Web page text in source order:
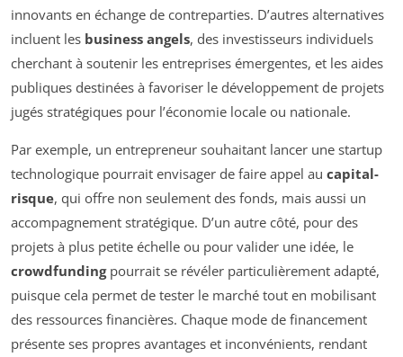
innovants en échange de contreparties. D’autres alternatives
incluent les business angels, des investisseurs individuels
cherchant à soutenir les entreprises émergentes, et les aides
publiques destinées à favoriser le développement de projets
jugés stratégiques pour l’économie locale ou nationale.
Par exemple, un entrepreneur souhaitant lancer une startup
technologique pourrait envisager de faire appel au capital-
risque, qui offre non seulement des fonds, mais aussi un
accompagnement stratégique. D’un autre côté, pour des
projets à plus petite échelle ou pour valider une idée, le
crowdfundingpourrait se révéler particulièrement adapté,
puisque cela permet de tester le marché tout en mobilisant
des ressources financières. Chaque mode de financement
présente ses propres avantages et inconvénients, rendant